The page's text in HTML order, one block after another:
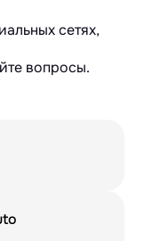
сетях,
вопросы.